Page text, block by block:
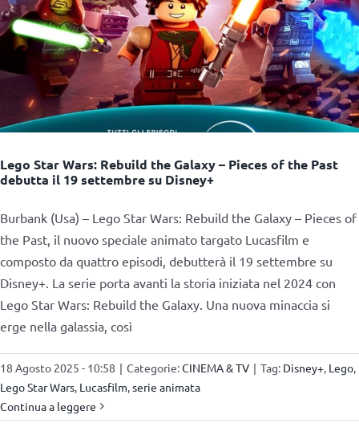
Lego Star Wars: Rebuild the Galaxy – Pieces of the Past
debutta il 19 settembre su Disney+
Burbank (Usa) – Lego Star Wars: Rebuild the Galaxy – Pieces of
the Past, il nuovo speciale animato targato Lucasfilm e
composto da quattro episodi, debutterà il 19 settembre su
Disney+. La serie porta avanti la storia iniziata nel 2024 con
Lego Star Wars: Rebuild the Galaxy. Una nuova minaccia si
erge nella galassia, così
18 Agosto 2025 - 10:58 | Categorie:CINEMA & TV | Tag: Disney+, Lego,
Lego Star Wars, Lucasfilm,serie animata
Continua a leggere